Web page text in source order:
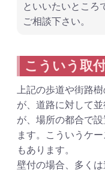
といいたいところ
ご相談下さい。
こういう取
上記の歩道や街路
が、道路に対して
が、場所の都合で
ます。こういうケ
もあります。
壁付の場合、多く